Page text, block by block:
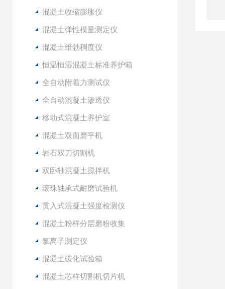
混凝土收缩膨胀仪
混凝土弹性模量测定仪
混凝土维勃稠度仪
恒温恒湿混凝土标准养护箱
全自动附着力测试仪
全自动混凝土渗透仪
移动式混凝土养护室
混凝土双面磨平机
岩石双刀切割机
双卧轴混凝土搅拌机
滚珠轴承式耐磨试验机
贯入式混凝土强度检测仪
混凝土粉样分层磨粉收集
氯离子测定仪
混凝土碳化试验箱
混凝土芯样切割机切片机